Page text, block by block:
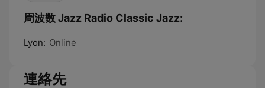
周波数 Jazz Radio Classic Jazz:
Lyon: Online
連絡先